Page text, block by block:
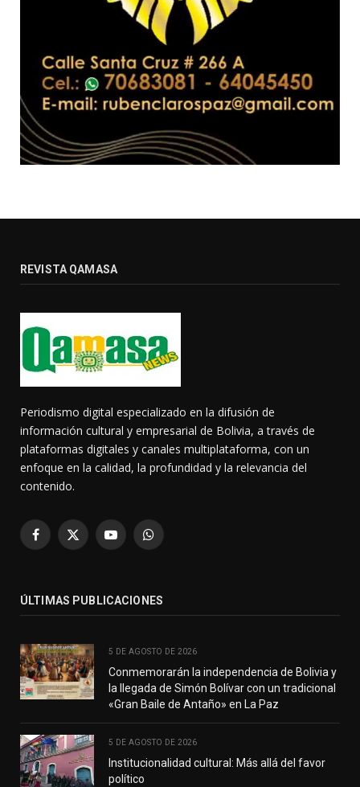
REVISTA QAMASA
Periodismo digital especializado en la difusión de
información cultural y empresarial de Bolivia, a través de
plataformas digitales y canales multiplataforma, con un
enfoque en la calidad, la profundidad y la relevancia del
contenido.
Facebook
X
YouTubeWhatsApp
ÚLTIMAS PUBLICACIONES
5 DE AGOSTO DE 2026
Conmemorarán la independencia de Bolivia y
la llegada de Simón Bolívar con un tradicional
«Gran Baile de Antaño» en La Paz
5 DE AGOSTO DE 2026
Institucionalidad cultural: Más allá del favor
político